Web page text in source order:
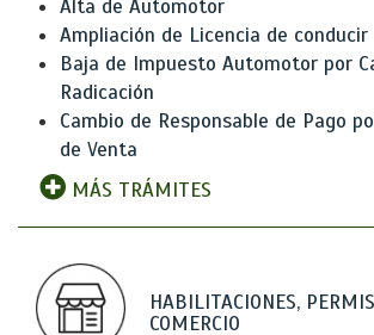
Alta de Automotor
Ampliación de Licencia de conducir
Baja de Impuesto Automotor por
Radicación
Cambio de Responsable de Pago
de Venta
MÁS TRÁMITES
HABILITACIONES,
COMERCIO